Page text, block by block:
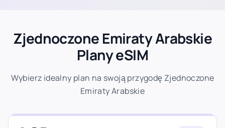
Zjednoczone Emiraty Arabskie
Plany eSIM
Wybierz idealny plan na swoją przygodę Zjednoczone
Emiraty Arabskie